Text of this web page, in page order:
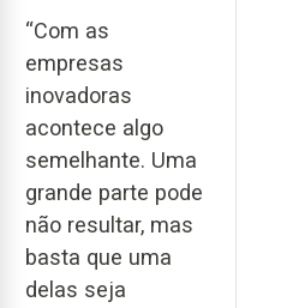
“Com as
empresas
inovadoras
acontece algo
semelhante. Uma
grande parte pode
não resultar, mas
basta que uma
delas seja